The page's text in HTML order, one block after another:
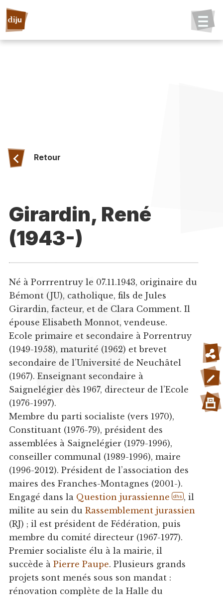
Retour
Girardin, René
(1943-)
Né à Porrrentruy le 07.11.1943, originaire du
Bémont (JU), catholique, fils de Jules
Girardin, facteur, et de Clara Comment. Il
épouse Elisabeth Monnot, vendeuse.
Ecole primaire et secondaire à Porrentruy
(1949-1958), maturité (1962) et brevet
secondaire de l’Université de Neuchâtel
(1967). Enseignant secondaire à
Saignelégier dès 1967, directeur de l’Ecole
(1976-1997).
Membre du parti socialiste (vers 1970),
Constituant (1976-79), président des
assemblées à Saignelégier (1979-1996),
conseiller communal (1989-1996), maire
(1996-2012). Président de l’association des
maires des Franches-Montagnes (2001-).
Engagé dans la Question jurassienne dhs , il
milite au sein du Rassemblement jurassien
(RJ) ; il est président de Fédération, puis
membre du comité directeur (1967-1977).
Premier socialiste élu à la mairie, il
succède à Pierre Paupe. Plusieurs grands
projets sont menés sous son mandat :
rénovation complète de la Halle du